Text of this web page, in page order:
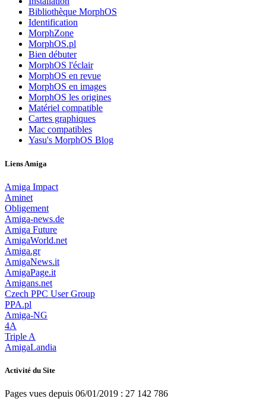
Bibliothèque MorphOS
Identification
MorphZone
MorphOS.pl
Bien débuter
MorphOS l'éclair
MorphOS en revue
MorphOS en images
MorphOS les origines
Matériel compatible
Cartes graphiques
Mac compatibles
Yasu's MorphOS Blog
Liens Amiga
Amiga Impact
Aminet
Obligement
Amiga-news.de
Amiga Future
AmigaWorld.net
Amiga.gr
AmigaNews.it
AmigaPage.it
Amigans.net
Czech PPC User Group
PPA.pl
Amiga-NG
4A
Triple A
AmigaLandia
Activité du Site
Pages vues depuis 06/01/2019 : 27 142 786